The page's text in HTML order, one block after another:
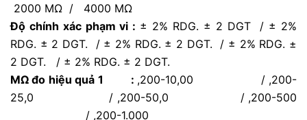
2000 MΩ / 4000 MΩ
Độ chính xác phạm vi : ± 2% RDG. ± 2 DGT / ± 2%
RDG. ± 2 DGT. / ± 2% RDG. ± 2 DGT. / ± 2% RDG. ±
2 DGT. / ± 2% RDG. ± 2 DGT.
MΩ đo hiệu quả 1 : ,200-10,00 / ,200-
25,0 / ,200-50,0 / ,200-500
/ ,200-1.000